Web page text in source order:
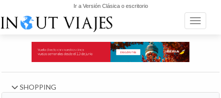
Ir a Versión Clásica o escritorio
Toggle
SHOPPING